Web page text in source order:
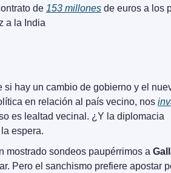
de 153 millones de euros a los
a la India
si hay un cambio de gobierno y el
en relación al país vecino, nos
es lealtad vecinal. ¿Y la diplomacia
espera.
mostrado sondeos paupérrimos a
Pero el sanchismo prefiere apostar